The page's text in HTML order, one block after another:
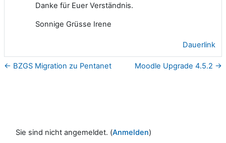
Danke für Euer Verständnis.
Sonnige Grüsse Irene
Dauerlink
← BZGS Migration zu Pentanet Moodle Upgrade 4.5.2 →
Sie sind nicht angemeldet. (Anmelden)